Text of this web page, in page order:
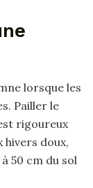
lorsque les
Pailler le
rigoureux
hivers doux,
50 cm du sol